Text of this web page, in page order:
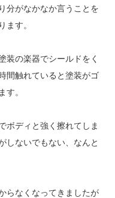
分がなかなか言うことを
ます。
装の楽器でシールドをく
間触れていると塗装がゴ
す。
ボディと強く擦れてしま
しないでもない、なんと
らなくなってきましたが